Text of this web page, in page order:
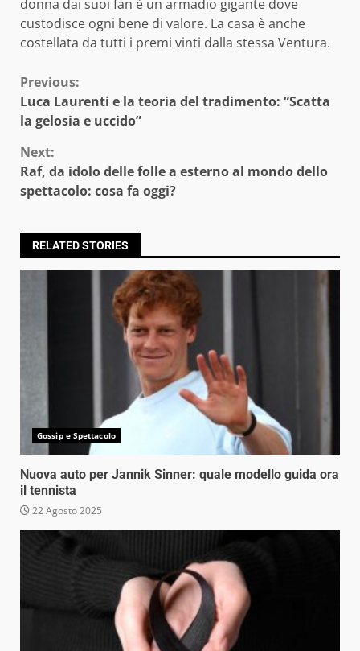
donna dai suoi fan è un armadio gigante dove
custodisce ogni bene di valore. La casa è anche
costellata da tutti i premi vinti dalla stessa Ventura.
Continue
Reading
Previous:
Luca Laurenti e la teoria del tradimento: “Scatta
la gelosia e uccido”
Next:
Raf, da idolo delle folle a esterno al mondo dello
spettacolo: cosa fa oggi?
RELATED STORIES
Gossip e Spettacolo
Nuova auto per Jannik Sinner: quale modello guida ora
il tennista
22 Agosto 2025